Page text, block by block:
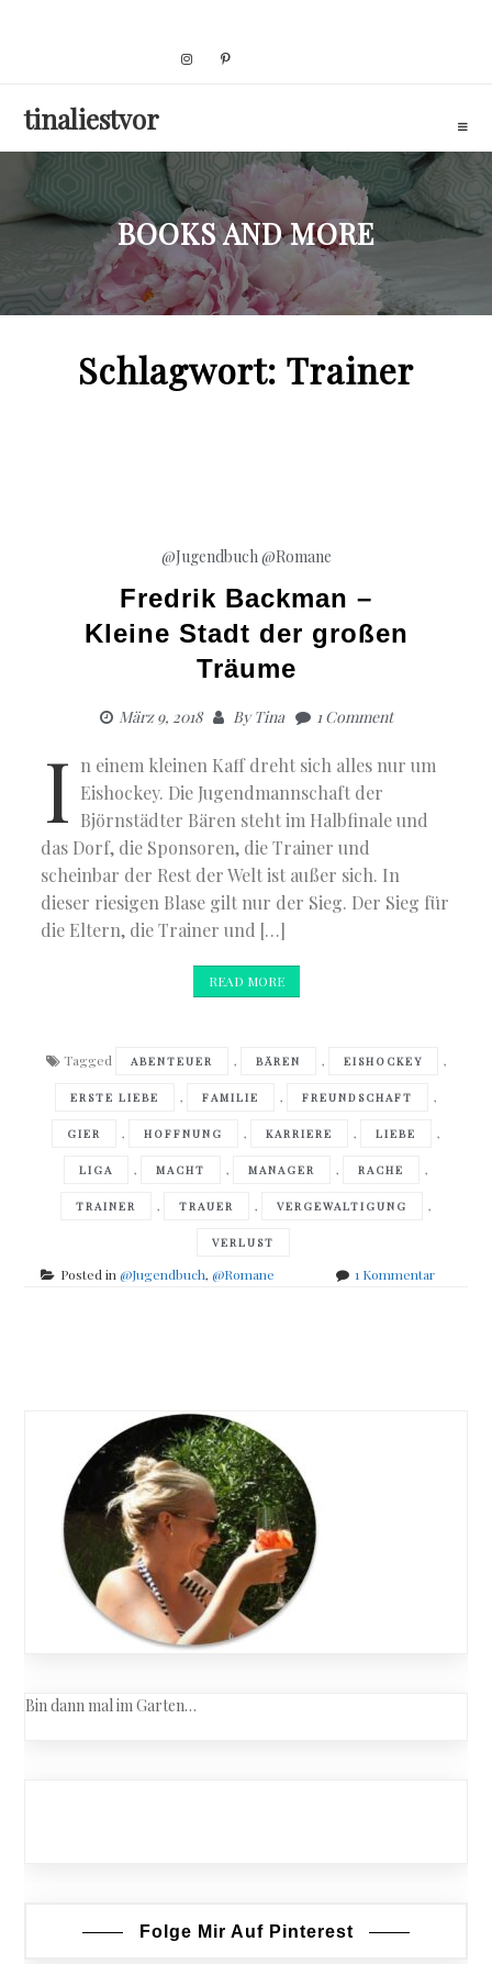
tinaliestvor
BOOKS AND MORE
Schlagwort: Trainer
@Jugendbuch @Romane
Fredrik Backman –
Kleine Stadt der großen
Träume
März 9, 2018 ByTina 1 Comment
I n einem kleinen Kaff dreht sich alles nur um
Eishockey. Die Jugendmannschaft der
Björnstädter Bären steht im Halbfinale und
das Dorf, die Sponsoren, die Trainer und
scheinbar der Rest der Welt ist außer sich. In
dieser riesigen Blase gilt nur der Sieg. Der Sieg für
die Eltern, die Trainer und […]
READ MORE
Tagged ABENTEUER , BÄREN , EISHOCKEY ,
ERSTE LIEBE , FAMILIE , FREUNDSCHAFT ,
GIER , HOFFNUNG , KARRIERE , LIEBE ,
LIGA , MACHT , MANAGER , RACHE ,
TRAINER , TRAUER , VERGEWALTIGUNG ,
VERLUST
Posted in@Jugendbuch,@Romane 1 Kommentarzu
navigation
Bin dann mal im Garten…
Folge Mir Auf Pinterest